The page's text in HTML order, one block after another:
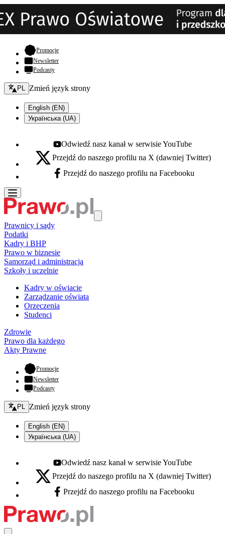
Promocje- otwiera się w nowej karcie
Newsletter
Podcasty
Zmień język - bieżący:
PL Zmień język strony
English (EN)
Українська (UA)
Youtube - otwiera się w nowej karcie
Odwiedź nasz kanał w serwisie YouTube
X - otwiera się w nowej karcie
Przejdź do naszego profilu na X (dawniej Twitter)
Facebook - otwiera się w nowej karcie
Przejdź do naszego profilu na Facebooku
Prawnicy i sądy
Podatki
Kadry i BHP
Prawo w biznesie
Samorząd i administracja
Szkoły i uczelnie
Kadry w oświacie
Zarządzanie oświatą
Orzeczenia
Studenci
Zdrowie
Prawo dla każdego
Akty Prawne
Promocje- otwiera się w nowej karcie
Newsletter
Podcasty
Zmień język - bieżący:
PL Zmień język strony
English (EN)
Українська (UA)
Youtube - otwiera się w nowej karcie
Odwiedź nasz kanał w serwisie YouTube
X - otwiera się w nowej karcie
Przejdź do naszego profilu na X (dawniej Twitter)
Facebook - otwiera się w nowej karcie
Przejdź do naszego profilu na Facebooku